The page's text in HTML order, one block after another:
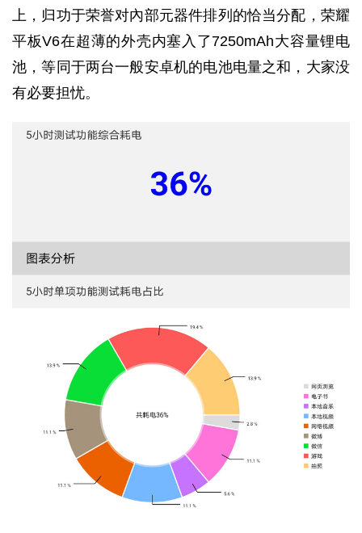
上，归功于荣誉对內部元器件排列的恰当分配，荣耀
平板V6在超薄的外壳内塞入了7250mAh大容量锂电
池，等同于两台一般安卓机的电池电量之和，大家没
有必要担忧。